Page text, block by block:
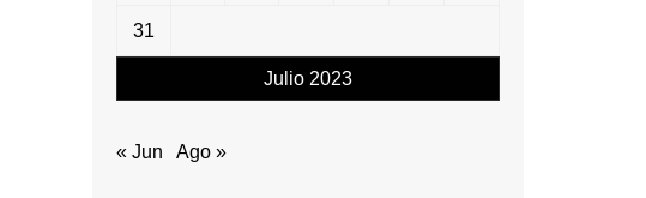
Julio 2023
31
« Jun Ago »